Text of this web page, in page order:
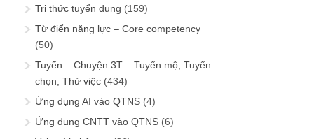
Tri thức tuyển dụng (159)
Từ điển năng lực – Core competency
(50)
Tuyển – Chuyện 3T – Tuyển mộ, Tuyển
chọn, Thử việc (434)
Ứng dụng AI vào QTNS (4)
Ứng dụng CNTT vào QTNS (6)